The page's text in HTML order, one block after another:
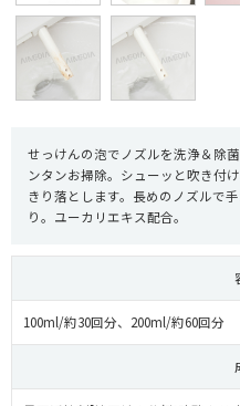
せっけんの泡でノズルを洗浄＆除
ンタンお掃除。シューッと吹き付
きり落とします。長めのノズルで
り。ユーカリエキス配合。
100ml/約30回分、200ml/約60回分